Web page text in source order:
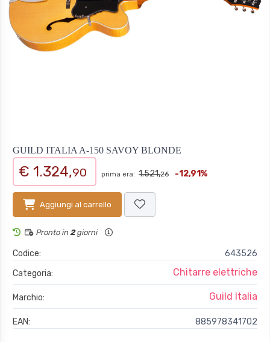
GUILD ITALIA A-150 SAVOY BLONDE
€ 1.324,90 prima era: 1.521,26 -12,91%
Aggiungi al carrello
Pronto in 2giorni
Codice:
643526
Categoria:
Chitarre elettriche
Marchio: Guild Italia
EAN: 885978341702